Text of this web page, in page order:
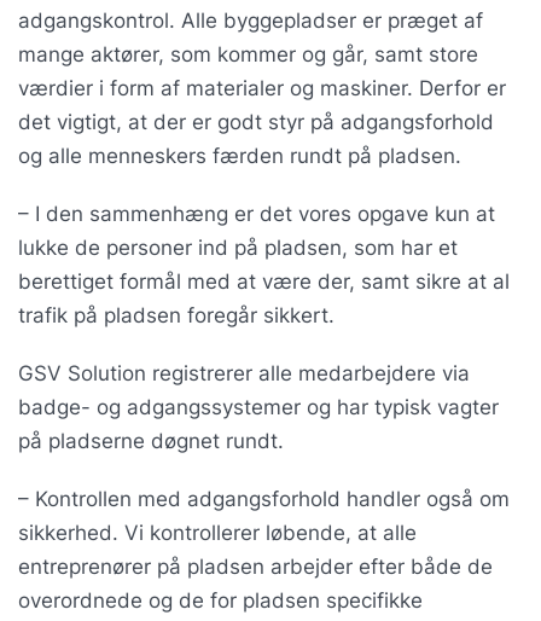
adgangskontrol. Alle byggepladser er præget af
mange aktører, som kommer og går, samt store
værdier i form af materialer og maskiner. Derfor er
det vigtigt, at der er godt styr på adgangsforhold
og alle menneskers færden rundt på pladsen.
– I den sammenhæng er det vores opgave kun at
lukke de personer ind på pladsen, som har et
berettiget formål med at være der, samt sikre at al
trafik på pladsen foregår sikkert.
GSV Solution registrerer alle medarbejdere via
badge- og adgangssystemer og har typisk vagter
på pladserne døgnet rundt.
– Kontrollen med adgangsforhold handler også om
sikkerhed. Vi kontrollerer løbende, at alle
entreprenører på pladsen arbejder efter både de
overordnede og de for pladsen specifikke